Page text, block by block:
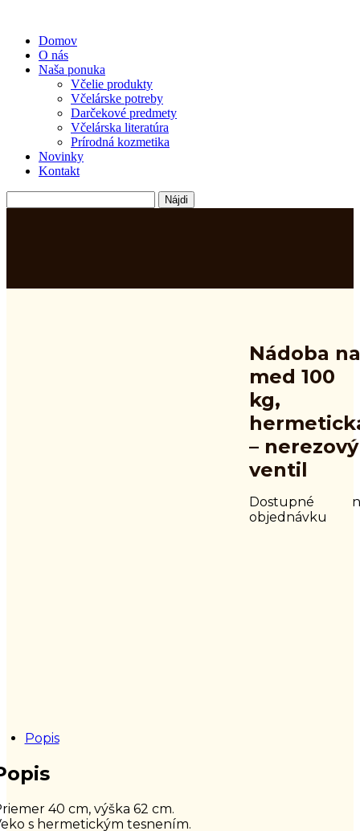
Domov
O nás
Naša ponuka
Včelie produkty
Včelárske potreby
Darčekové predmety
Včelárska literatúra
Prírodná kozmetika
Novinky
Kontakt
Nádoba na
med 100
kg,
– nerezový
ventil
Dostupné
objednávku
Popis
40 cm, výška 62 cm.
s hermetickým tesnením.